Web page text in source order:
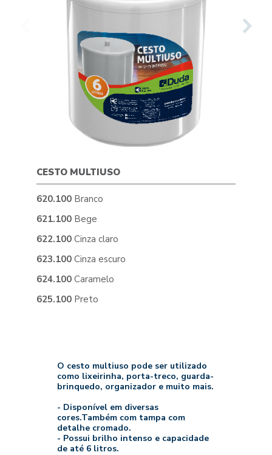
CESTO MULTIUSO
620.100 Branco
621.100 Bege
622.100 Cinza claro
623.100 Cinza escuro
624.100 Caramelo
625.100 Preto
O cesto multiuso pode ser utilizado
como lixeirinha, porta-treco, guarda-
brinquedo, organizador e muito mais.
- Disponível em diversas
cores.Também com tampa com
detalhe cromado.
- Possui brilho intenso e capacidade
de até 6 litros.